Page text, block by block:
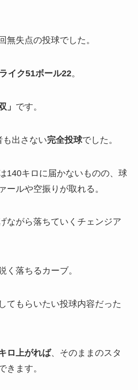
無失点の投球でした。
イク51ボール22。
」 です。
も出さない完全投球でした。
140キロに届かないものの、球
ールや空振りが取れる。
ながら落ちていくチェンジア
く落ちるカーブ。
てもらいたい投球内容だった
ロ上がれば、そのままのスタ
きます。